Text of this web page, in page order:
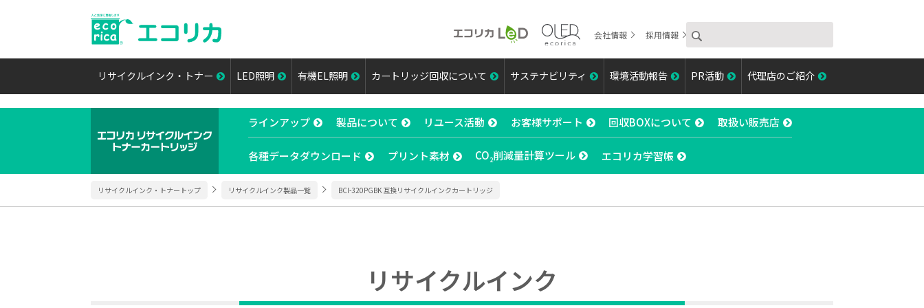
リサイクルインク・トナー LED照明 有機EL照明 カートリッジ回収について サステナビリティ 環境活動報告 PR活動 代理店のご紹介
会社情報 採用情報
ラインアップ 製品について リユース活動 お客様サポート 回収BOXについて 取扱い販売店
各種データダウンロード プリント素材 CO2削減量計算ツール エコリカ学習帳
リサイクルインク・トナートップ リサイクルインク製品一覧 BCI-320PGBK 互換リサイクルインクカートリッジ
リサイクルインク